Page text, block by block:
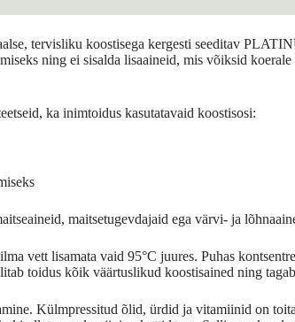
tervisliku koostisega kergesti seeditav
ning ei sisalda lisaaineid, mis võiksid
ka inimtoidus kasutatavaid koostisosi:
maitsetugevdajaid ega värvi- ja
vett lisamata vaid 95°C juures. Puhas
toidus kõik väärtuslikud koostisained ning
Külmpressitud õlid, ürdid ja vitamiinid on